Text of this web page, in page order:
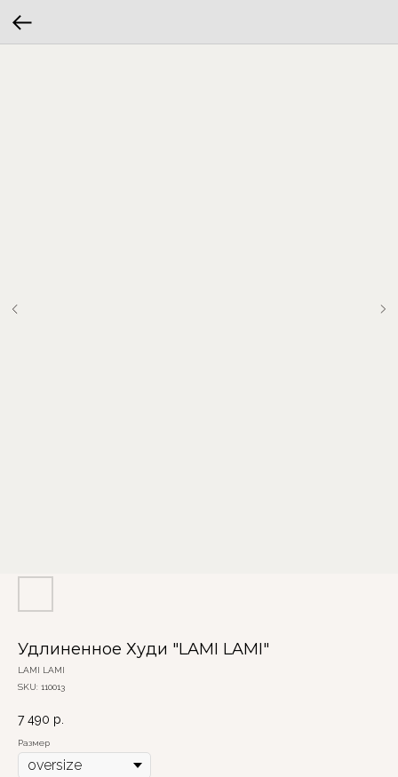
Удлиненное Худи "LAMI LAMI"
LAMI LAMI
SKU: 110013
7 490 р.
Размер